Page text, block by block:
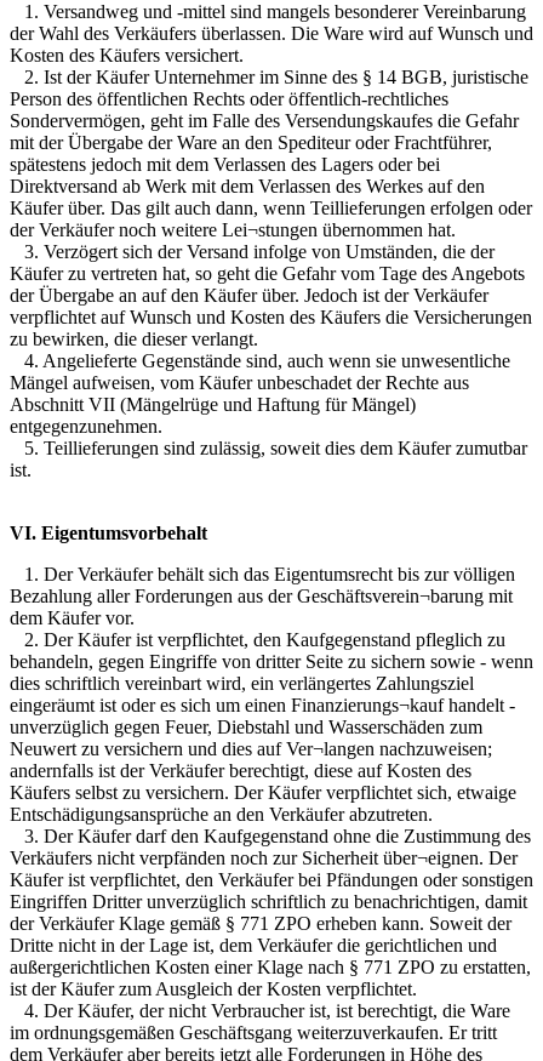
1. Versandweg und -mittel sind mangels besonderer Vereinbarung
der Wahl des Verkäufers überlassen. Die Ware wird auf Wunsch und
Kosten des Käufers versichert.
2. Ist der Käufer Unternehmer im Sinne des § 14 BGB, juristische
Person des öffentlichen Rechts oder öffentlich-rechtliches
Sondervermögen, geht im Falle des Versendungskaufes die Gefahr
mit der Übergabe der Ware an den Spediteur oder Frachtführer,
spätestens jedoch mit dem Verlassen des Lagers oder bei
Direktversand ab Werk mit dem Verlassen des Werkes auf den
Käufer über. Das gilt auch dann, wenn Teillieferungen erfolgen oder
der Verkäufer noch weitere Lei¬stungen übernommen hat.
3. Verzögert sich der Versand infolge von Umständen, die der
Käufer zu vertreten hat, so geht die Gefahr vom Tage des Angebots
der Übergabe an auf den Käufer über. Jedoch ist der Verkäufer
verpflichtet auf Wunsch und Kosten des Käufers die Versicherungen
zu bewirken, die dieser verlangt.
4. Angelieferte Gegenstände sind, auch wenn sie unwesentliche
Mängel aufweisen, vom Käufer unbeschadet der Rechte aus
Abschnitt VII (Mängelrüge und Haftung für Mängel)
entgegenzunehmen.
5. Teillieferungen sind zulässig, soweit dies dem Käufer zumutbar
ist.
VI. Eigentumsvorbehalt
1. Der Verkäufer behält sich das Eigentumsrecht bis zur völligen
Bezahlung aller Forderungen aus der Geschäftsverein¬barung mit
dem Käufer vor.
2. Der Käufer ist verpflichtet, den Kaufgegenstand pfleglich zu
behandeln, gegen Eingriffe von dritter Seite zu sichern sowie - wenn
dies schriftlich vereinbart wird, ein verlängertes Zahlungsziel
eingeräumt ist oder es sich um einen Finanzierungs¬kauf handelt -
unverzüglich gegen Feuer, Diebstahl und Wasserschäden zum
Neuwert zu versichern und dies auf Ver¬langen nachzuweisen;
andernfalls ist der Verkäufer berechtigt, diese auf Kosten des
Käufers selbst zu versichern. Der Käufer verpflichtet sich, etwaige
Entschädigungsansprüche an den Verkäufer abzutreten.
3. Der Käufer darf den Kaufgegenstand ohne die Zustimmung des
Verkäufers nicht verpfänden noch zur Sicherheit über¬eignen. Der
Käufer ist verpflichtet, den Verkäufer bei Pfändungen oder sonstigen
Eingriffen Dritter unverzüglich schriftlich zu benachrichtigen, damit
der Verkäufer Klage gemäß § 771 ZPO erheben kann. Soweit der
Dritte nicht in der Lage ist, dem Verkäufer die gerichtlichen und
außergerichtlichen Kosten einer Klage nach § 771 ZPO zu erstatten,
ist der Käufer zum Ausgleich der Kosten verpflichtet.
4. Der Käufer, der nicht Verbraucher ist, ist berechtigt, die Ware
im ordnungsgemäßen Geschäftsgang weiterzuverkaufen. Er tritt
dem Verkäufer aber bereits jetzt alle Forderungen in Höhe des